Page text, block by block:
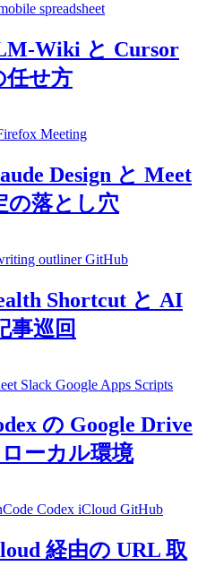
spreadsheet
Wiki と Cursor
任せ方
Meeting
Design と Meet
の落とし穴
outlinerGitHub
Shortcut と AI
事巡回
Slack Google Apps Scripts
の Google Drive
ーカル環境
Codex iCloud GitHub
経由の URL 取